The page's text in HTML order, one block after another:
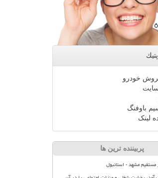
خودرو
باوفنگ
لینک
پربیننده ترین ها
مستقیم مشهد - استانبول